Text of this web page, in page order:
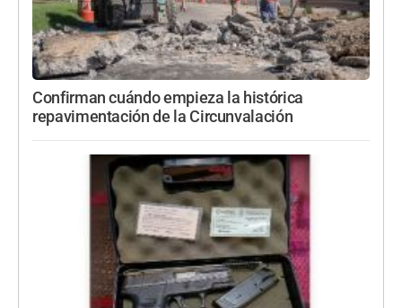
Confirman cuándo empieza la histórica
repavimentación de la Circunvalación